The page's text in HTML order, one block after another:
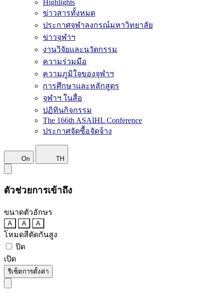
Highlights
ข่าวสารทั้งหมด
ประกาศจุฬาลงกรณ์มหาวิทยาลัย
ข่าวจุฬาฯ
งานวิจัยและนวัตกรรม
ความร่วมมือ
ความภูมิใจของจุฬาฯ
การศึกษาและหลักสูตร
จุฬาฯ ในสื่อ
ปฏิทินกิจกรรม
The 166th ASAIHL Conference
ประกาศจัดซื้อจัดจ้าง
On TH
ตัวช่วยการเข้าถึง
ขนาดตัวอักษร
A A A
โหมดสีตัดกันสูง
ปิด
เปิด
รีเซ็ตการตั้งค่า